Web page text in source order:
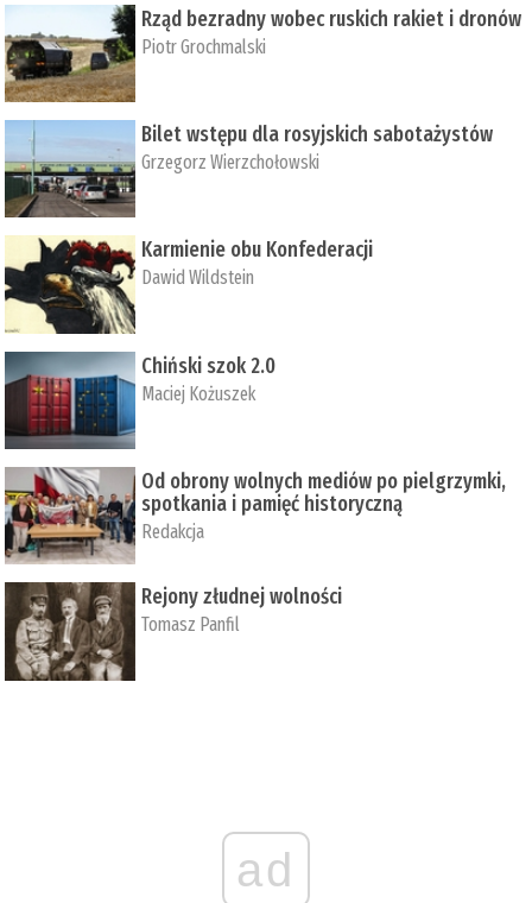
Rząd bezradny wobec ruskich rakiet i dronów
Piotr Grochmalski
Bilet wstępu dla rosyjskich sabotażystów
Grzegorz Wierzchołowski
Karmienie obu Konfederacji
Dawid Wildstein
Chiński szok 2.0
Maciej Kożuszek
Od obrony wolnych mediów po pielgrzymki,
spotkania i pamięć historyczną
Redakcja
Rejony złudnej wolności
Tomasz Panfil
ad